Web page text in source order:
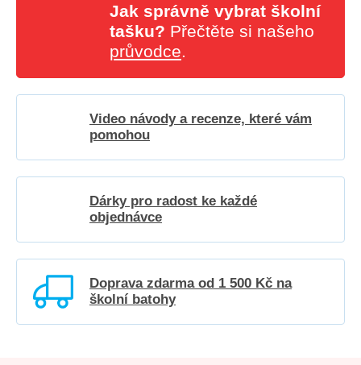
Jak správně vybrat školní
tašku? Přečtěte si našeho
průvodce.
Video návody a recenze, které vám
pomohou
Dárky pro radost ke každé
objednávce
Doprava zdarma od 1 500 Kč na
školní batohy